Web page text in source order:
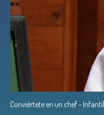
Conviértete en un chef - Infantil